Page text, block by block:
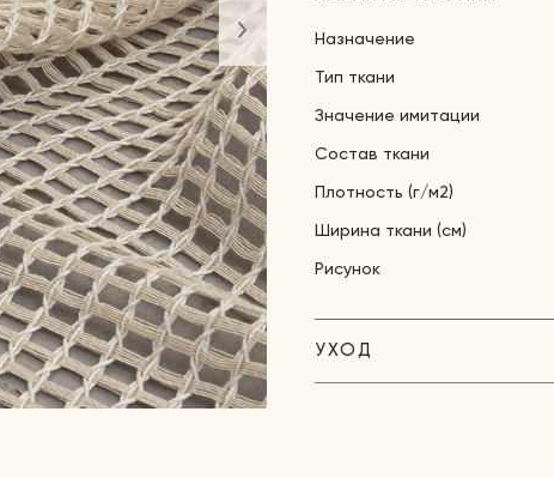
Назначение
Тип ткани
Значение имитации
Состав ткани
Плотность (г/м2)
Ширина ткани (см)
Рисунок
УХОД